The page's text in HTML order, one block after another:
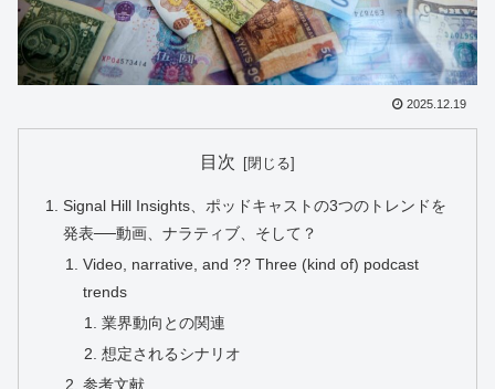
2025.12.19
目次
Signal Hill Insights、ポッドキャストの3つのトレンドを
発表──動画、ナラティブ、そして？
Video, narrative, and ?? Three (kind of) podcast
trends
業界動向との関連
想定されるシナリオ
参考文献